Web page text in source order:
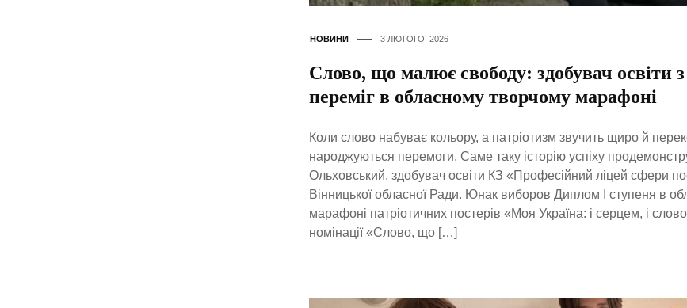
НОВИНИ 3 ЛЮТОГО, 2026
Слово, що малює свободу: здобувач освіти
переміг в обласному творчому марафоні
Коли слово набуває кольору, а патріотизм звучить щиро й
народжуються перемоги. Саме таку історію успіху
Ольховський, здобувач освіти КЗ «Професійний ліцей сфери
Вінницької обласної Ради. Юнак виборов Диплом І ступеня в
марафоні патріотичних постерів «Моя Україна: і серцем, і
номінації «Слово, що […]